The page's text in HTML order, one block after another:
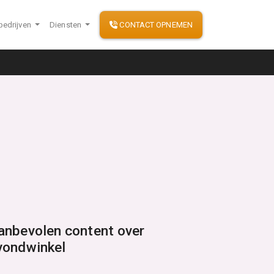
Diensten CONTACT OPNEMEN
content over